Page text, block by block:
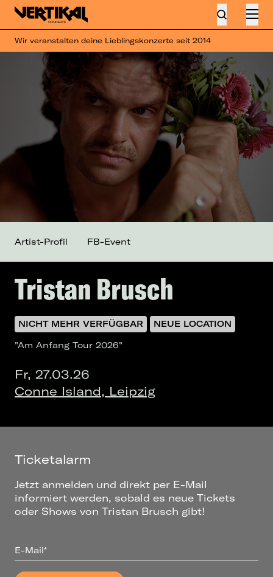
Wir veranstalten deine Lieblingskonzerte seit 2014
Tristan Brusch
NICHT MEHR VERFÜGBAR
NEUE LOCATION
"Am Anfang Tour 2026"
Fr, 27.03.26
Conne Island, Leipzig
Artist-Profil FB-Event
Ticketalarm
Jetzt anmelden und direkt per E-Mail
informiert werden, sobald es neue Tickets
oder Shows von Tristan Brusch gibt!
E-Mail*